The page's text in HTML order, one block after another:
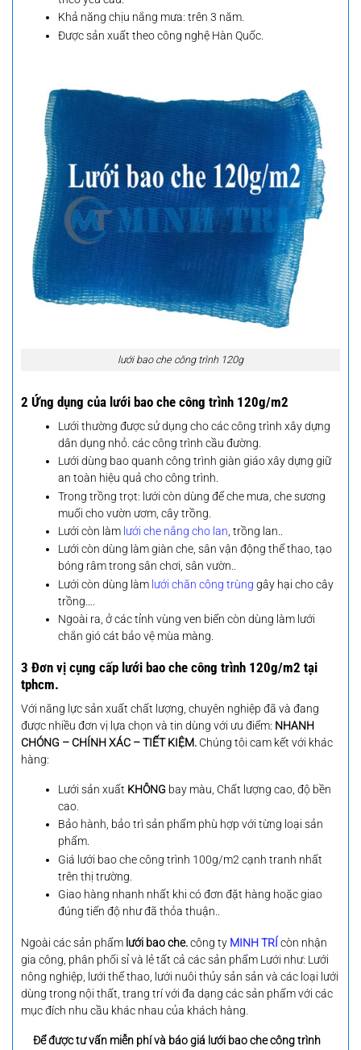
Khả năng chịu nắng mưa: trên 3 năm.
Được sản xuất theo công nghệ Hàn Quốc.
lưới bao che công trình 120g
2 Ứng dụng của lưới bao che công trình 120g/m2
Lưới thường được sử dụng cho các công trình xây dựng
dân dụng nhỏ. các công trình cầu đường.
Lưới dùng bao quanh công trình giàn giáo xây dựng giữ
an toàn hiệu quả cho công trình.
Trong trồng trọt: lưới còn dùng để che mưa, che sương
muối cho vườn ươm, cây trồng.
Lưới còn làm lưới che nắng cho lan , trồng lan..
Lưới còn dùng làm giàn che, sân vận động thể thao, tạo
bóng râm trong sân chơi, sân vườn..
Lưới còn dùng làm lưới chăn công trùng gây hại cho cây
trồng….
Ngoài ra, ở các tỉnh vùng ven biển còn dùng làm lưới
chắn gió cát bảo vệ mùa màng.
3 Đơn vị cụng cấp lưới bao che công trình 120g/m2 tại
tphcm.
Với năng lực sản xuất chất lượng, chuyên nghiệp đã và đang
được nhiều đơn vị lựa chọn và tin dùng với ưu điểm: NHANH
CHÓNG – CHÍNH XÁC – TIẾT KIỆM. Chúng tôi cam kết với khác
hàng:
Lưới sản xuất KHÔNG bay màu, Chất lượng cao, độ bền
cao.
Bảo hành, bảo trì sản phẩm phù hợp với từng loại sản
phẩm.
Giá lưới bao che công trình 100g/m2 cạnh tranh nhất
trên thị trường.
Giao hàng nhanh nhất khi có đơn đặt hàng hoặc giao
đúng tiến độ như đã thỏa thuận..
Ngoài các sản phẩm lưới bao che.công ty MINH TRÍ còn nhận
gia công, phân phối sỉ và lẻ tất cả các sản phẩm Lưới như: Lưới
nông nghiệp, lưới thể thao, lưới nuôi thủy sản sản và các loại lưới
dùng trong nội thất, trang trí với đa dạng các sản phẩm với các
mục đích nhu cầu khác nhau của khách hàng.
Để được tư vấn miễn phí và báo giá lưới bao che công trình